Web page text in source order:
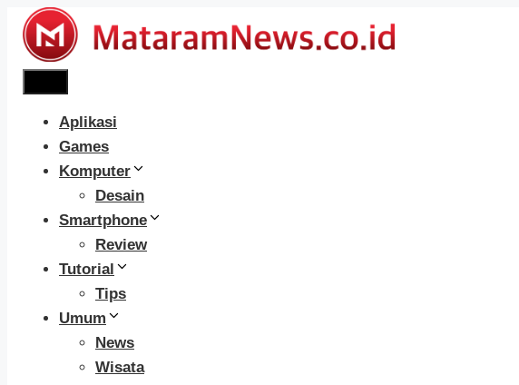
Langsung
Aplikasi
Games
Komputer
Desain
Smartphone
Review
Tutorial
Tips
Umum
News
Wisata